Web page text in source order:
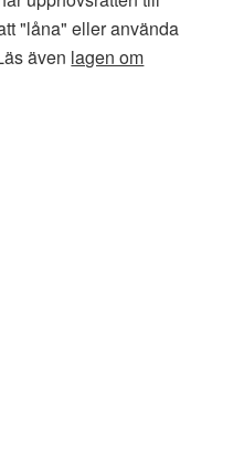
"låna" eller använda
även lagen om